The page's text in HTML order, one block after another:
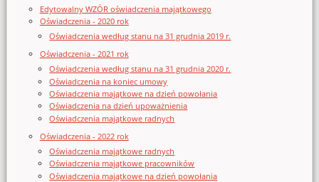
Edytowalny WZÓR oświadczenia majątkowego
Oświadczenia - 2020 rok
Oświadczenia według stanu na 31 grudnia 2019 r.
Oświadczenia - 2021 rok
Oświadczenia według stanu na 31 grudnia 2020 r.
Oświadczenia na koniec umowy
Oświadczenia majątkowe na dzień powołania
Oświadczenia na dzień upoważnienia
Oświadczenia majątkowe radnych
Oświadczenia - 2022 rok
Oświadczenia majątkowe radnych
Oświadczenia majątkowe pracowników
Oświadczenia majątkowe na dzień powołania